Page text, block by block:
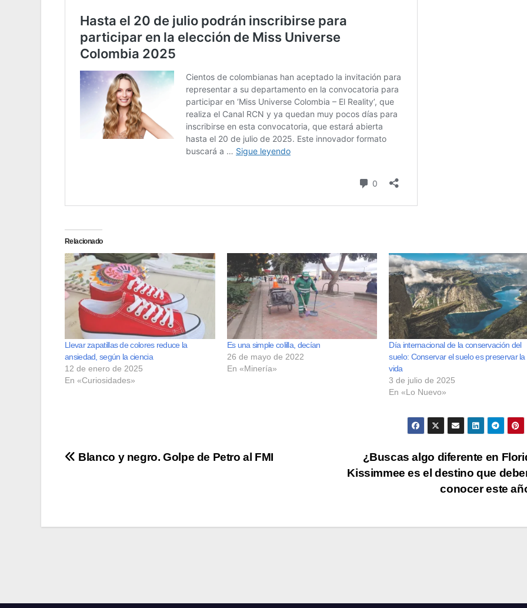
Relacionado
Llevar zapatillas de colores reduce la
ansiedad, según la ciencia
12 de enero de 2025
En «Curiosidades»
Es una simple colilla, decían
26 de mayo de 2022
En «Minería»
Día internacional de la conservación del
suelo: Conservar el suelo es preservar la
vida
3 de julio de 2025
En «Lo Nuevo»
Navegación
¿Buscas algo diferente en
Kissimmee es el destino que
conocer este
Blanco y negro. Golpe de Petro al FMI